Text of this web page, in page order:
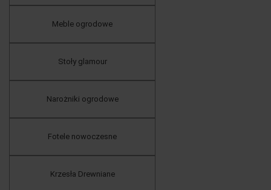
Meble ogrodowe
Stoły glamour
Narożniki ogrodowe
Fotele nowoczesne
Krzesła Drewniane